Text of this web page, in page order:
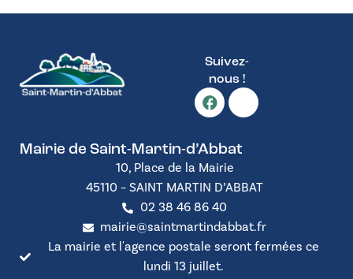
Suivez-
nous !
Mairie de Saint-Martin-d’Abbat
10, Place de la Mairie
45110 – SAINT MARTIN D’ABBAT
02 38 46 86 40
mairie@saintmartindabbat.fr
La mairie et l'agence postale seront fermées ce
lundi 13 juillet.